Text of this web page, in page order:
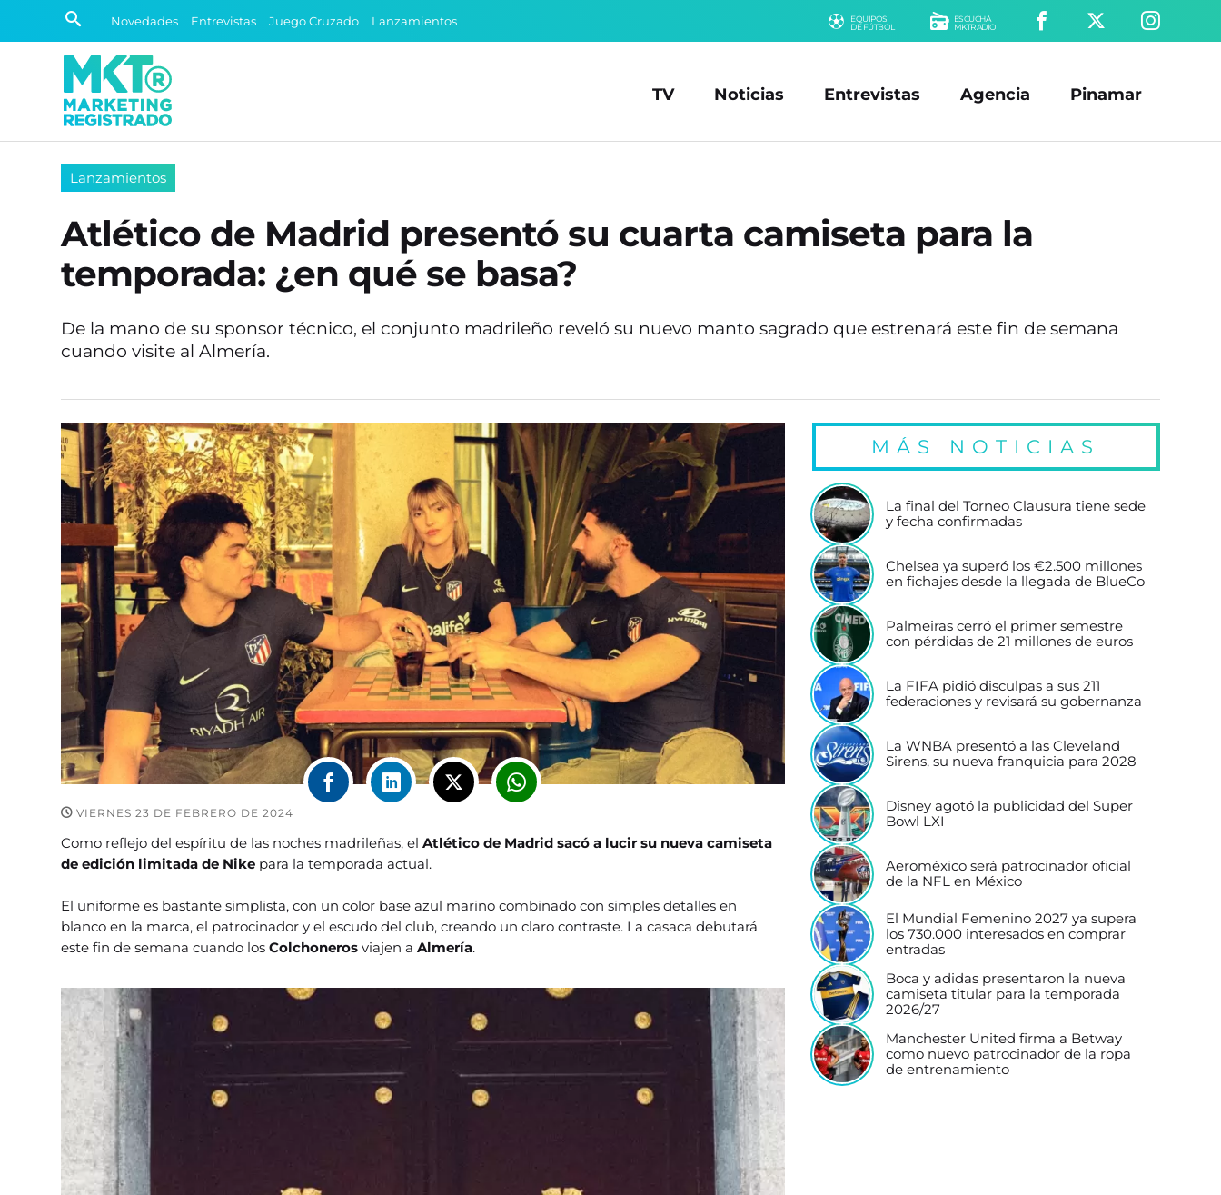
Novedades Entrevistas Juego Cruzado Lanzamientos
EQUIPOS
DE FÚTBOL
ESCUCHÁ
MKTRADIO
TV Noticias Entrevistas Agencia Pinamar
Lanzamientos
Atlético de Madrid presentó su cuarta camiseta para la
temporada: ¿en qué se basa?
De la mano de su sponsor técnico, el conjunto madrileño reveló su nuevo manto sagrado que estrenará este fin de semana
cuando visite al Almería.
VIERNES 23 DE FEBRERO DE 2024
Como reflejo del espíritu de las noches madrileñas, elAtlético de Madrid sacó a lucir su nueva camiseta
de edición limitada de Nike para la temporada actual.
El uniforme es bastante simplista, con un color base azul marino combinado con simples detalles en
blanco en la marca, el patrocinador y el escudo del club, creando un claro contraste. La casaca debutará
este fin de semana cuando losColchonerosviajen aAlmería.
MÁS NOTICIAS
La final del Torneo Clausura tiene sede
y fecha confirmadas
Chelsea ya superó los €2.500 millones
en fichajes desde la llegada de BlueCo
Palmeiras cerró el primer semestre
con pérdidas de 21 millones de euros
La FIFA pidió disculpas a sus 211
federaciones y revisará su gobernanza
La WNBA presentó a las Cleveland
Sirens, su nueva franquicia para 2028
Disney agotó la publicidad del Super
Bowl LXI
Aeroméxico será patrocinador oficial
de la NFL en México
El Mundial Femenino 2027 ya supera
los 730.000 interesados en comprar
entradas
Boca y adidas presentaron la nueva
camiseta titular para la temporada
2026/27
Manchester United firma a Betway
como nuevo patrocinador de la ropa
de entrenamiento